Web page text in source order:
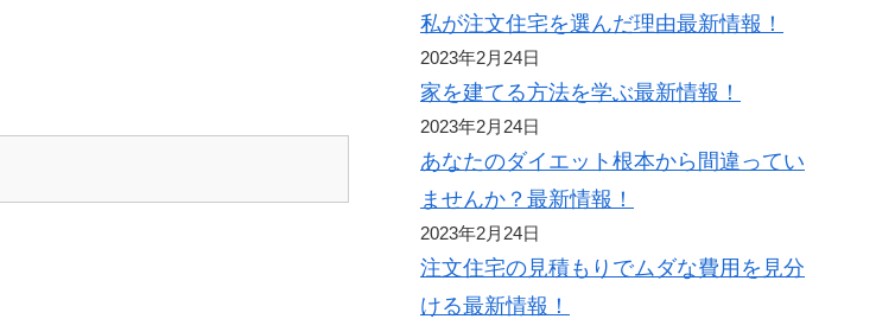
私が注文住宅を選んだ理由最新情報！
2023年2月24日
家を建てる方法を学ぶ最新情報！
2023年2月24日
あなたのダイエット根本から間違ってい
ませんか？最新情報！
2023年2月24日
注文住宅の見積もりでムダな費用を見分
ける最新情報！